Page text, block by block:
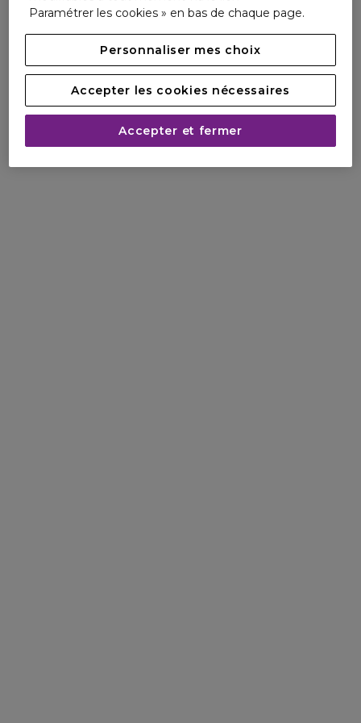
pour un effet bonne mine immédiat. Une formule
composée à 91% d'ingrédients d'origine naturelle.
Le saviez-vous ?
Une crème rechargeable pour une beauté plus durable. En
rechargeant 2 fois votre crème, vous contribuez à diminuer
de 84%**** son impact environnemental.
Éco-conçu, économique pour vous.
*Polypeptide de collagène, extrait de mitracarpus, extrait de
pacanier.
**Auto-évaluation sur Extra-Firming Energy, après 1
Paramétrer les cookies » en bas de chaque page.
Personnaliser mes choix
Accepter les cookies nécessaires
Accepter et fermer